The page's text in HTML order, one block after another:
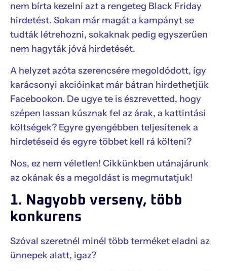
nem bírta kezelni azt a rengeteg Black Friday
hirdetést. Sokan már magát a kampányt se
tudták létrehozni, sokaknak pedig egyszerűen
nem hagyták jóvá hirdetését.
A helyzet azóta szerencsére megoldódott, így
karácsonyi akcióinkat már bátran hirdethetjük
Facebookon. De ugye te is észrevetted, hogy
szépen lassan kúsznak fel az árak, a kattintási
költségek? Egyre gyengébben teljesítenek a
hirdetéseid és egyre többet kell rá költeni?
Nos, ez nem véletlen! Cikkünkben utánajárunk
az okának és a megoldást is megmutatjuk!
1. Nagyobb verseny, több
konkurens
Szóval szeretnél minél több terméket eladni az
ünnepek alatt, igaz?